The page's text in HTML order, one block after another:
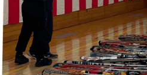
採用情報
お問い合わせ